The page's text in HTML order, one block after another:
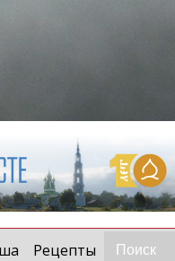
Рецепты